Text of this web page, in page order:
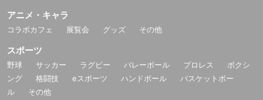
アニメ・キャラ
コラボカフェ 展覧会 グッズ その他
スポーツ
野球 サッカー ラグビー バレーボール プロレス
ボクシ
ング
格闘技 eスポーツ ハンドボール
バスケットボー
ル
その他